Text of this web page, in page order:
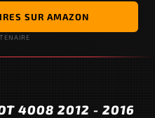
SUR AMAZON
4008 2012 - 2016